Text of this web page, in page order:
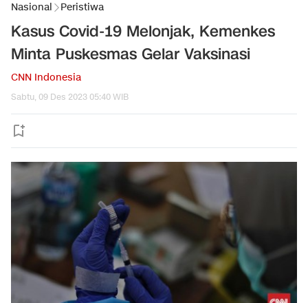
Nasional Peristiwa
Kasus Covid-19 Melonjak, Kemenkes
Minta Puskesmas Gelar Vaksinasi
CNN Indonesia
Sabtu, 09 Des 2023 05:40 WIB